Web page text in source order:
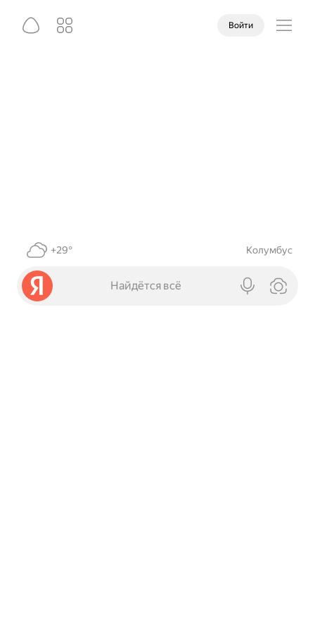
Войти
+29° Колумбус
Найдётся всё